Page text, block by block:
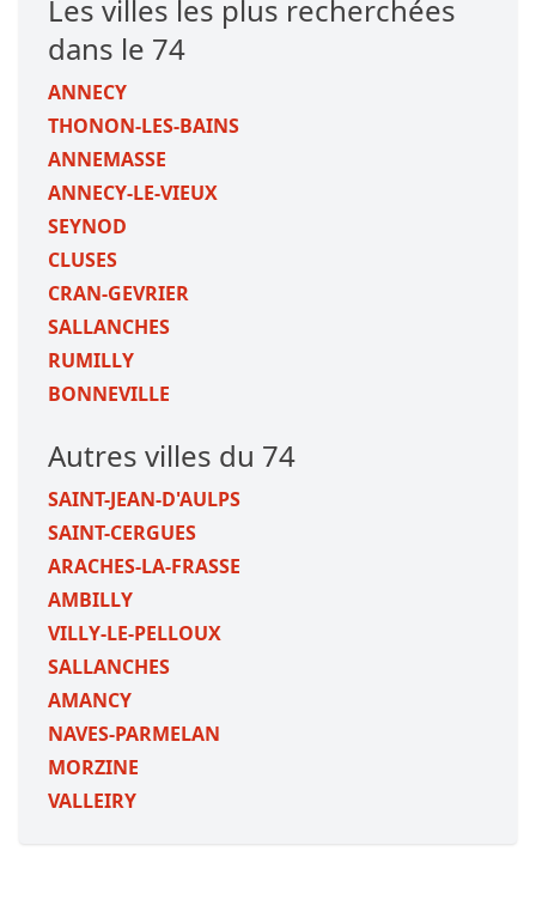
Les villes les plus recherchées
dans le 74
ANNECY
THONON-LES-BAINS
ANNEMASSE
ANNECY-LE-VIEUX
SEYNOD
CLUSES
CRAN-GEVRIER
SALLANCHES
RUMILLY
BONNEVILLE
Autres villes du 74
SAINT-JEAN-D'AULPS
SAINT-CERGUES
ARACHES-LA-FRASSE
AMBILLY
VILLY-LE-PELLOUX
SALLANCHES
AMANCY
NAVES-PARMELAN
MORZINE
VALLEIRY